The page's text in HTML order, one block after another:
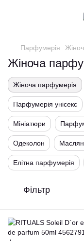
Парфумерія
Жіноча
Жіноча парфумерія
Парфумерія унісекс
Мініатюри
Одеколон
Елітна парфумерія
Фільтр